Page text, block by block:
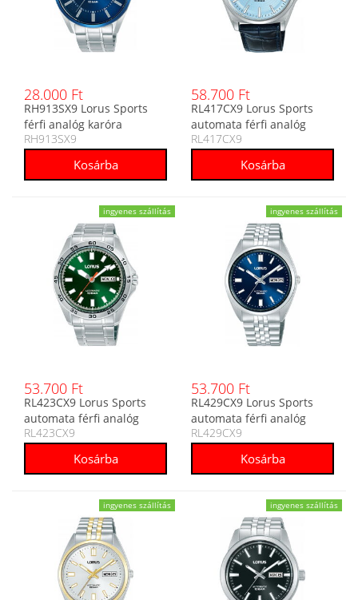
28.000 Ft
RH913SX9 Lorus Sports
férfi analóg karóra
RH913SX9
58.700 Ft
RL417CX9 Lorus Sports
automata férfi analóg
karóra
RL417CX9
ingyenes szállítás
53.700 Ft
RL423CX9 Lorus Sports
automata férfi analóg
karóra
RL423CX9
ingyenes szállítás
53.700 Ft
RL429CX9 Lorus Sports
automata férfi analóg
karóra
RL429CX9
ingyenes szállítás ingyenes szállítás